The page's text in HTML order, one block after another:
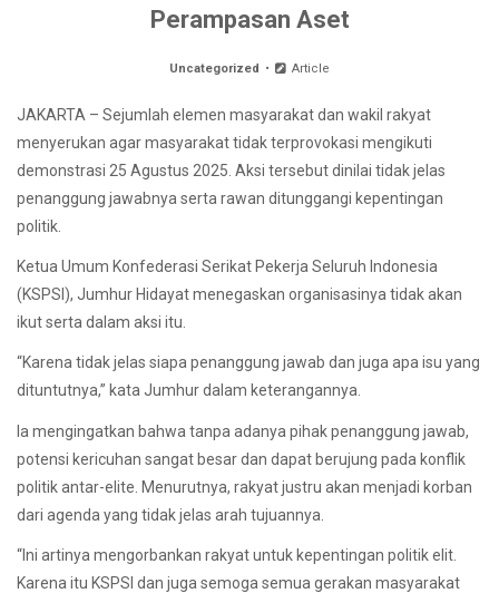
Perampasan Aset
Uncategorized Article
JAKARTA – Sejumlah elemen masyarakat dan wakil rakyat
menyerukan agar masyarakat tidak terprovokasi mengikuti
demonstrasi 25 Agustus 2025. Aksi tersebut dinilai tidak jelas
penanggung jawabnya serta rawan ditunggangi kepentingan
politik.
Ketua Umum Konfederasi Serikat Pekerja Seluruh Indonesia
(KSPSI), Jumhur Hidayat menegaskan organisasinya tidak akan
ikut serta dalam aksi itu.
“Karena tidak jelas siapa penanggung jawab dan juga apa isu yang
dituntutnya,” kata Jumhur dalam keterangannya.
Ia mengingatkan bahwa tanpa adanya pihak penanggung jawab,
potensi kericuhan sangat besar dan dapat berujung pada konflik
politik antar-elite. Menurutnya, rakyat justru akan menjadi korban
dari agenda yang tidak jelas arah tujuannya.
“Ini artinya mengorbankan rakyat untuk kepentingan politik elit.
Karena itu KSPSI dan juga semoga semua gerakan masyarakat